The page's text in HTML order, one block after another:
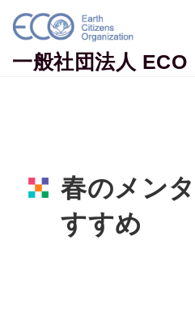
Skip to content
一般社団法人 ECO
春のメン
すすめ